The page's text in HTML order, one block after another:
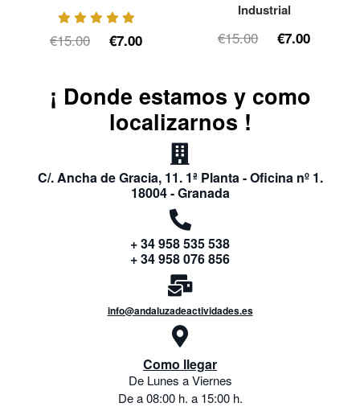
€15.00 €7.00
Industrial
€15.00 €7.00
¡ Donde estamos y como
localizarnos !
C/. Ancha de Gracia, 11. 1ª Planta - Oficina nº 1.
18004 - Granada
+ 34 958 535 538
+ 34 958 076 856
info@andaluzadeactividades.es
Como llegar
De Lunes a Viernes
De a 08:00 h. a 15:00 h.